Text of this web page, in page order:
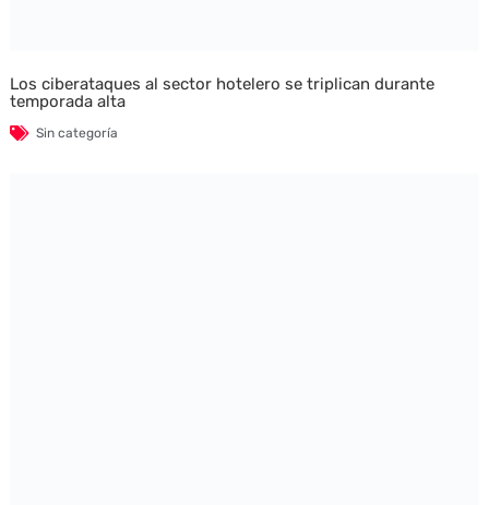
Los ciberataques al sector hotelero se triplican durante
temporada alta
Sin categoría